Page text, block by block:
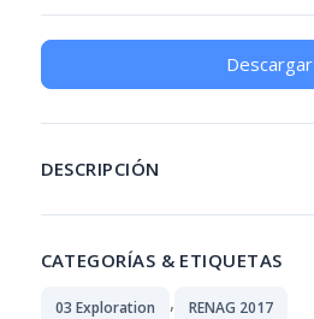
Descargar
DESCRIPCIÓN
CATEGORÍAS & ETIQUETAS
03 Exploration , RENAG 2017